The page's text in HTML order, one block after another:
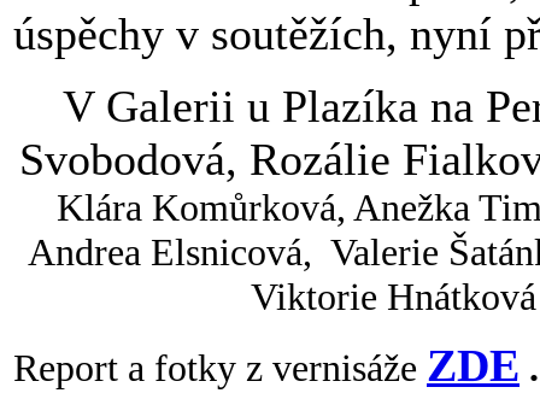
úspěchy v soutěžích, nyní
V Galerii u Plazíka na
Svobodová, Rozálie
Klára Komůrková, Anežka
Andrea Elsnicová, Valerie
Viktorie
Report a fotky z vernisáže ZDE .